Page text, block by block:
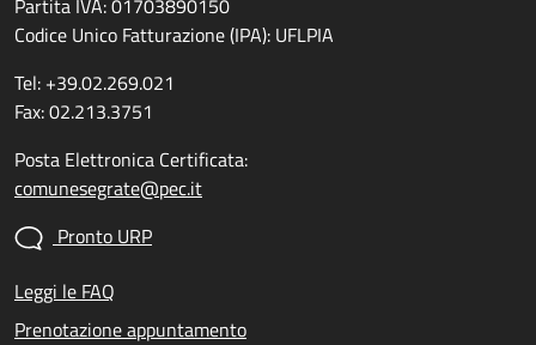
Codice Unico Fatturazione (IPA): UFLPIA
Tel: +39.02.269.021
Fax: 02.213.3751
Posta Elettronica Certificata:
comunesegrate@pec.it
Pronto URP
Leggi le FAQ
Prenotazione appuntamento